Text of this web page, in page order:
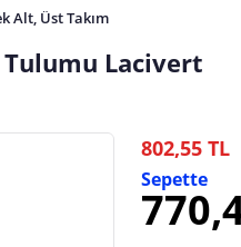
Alt, Üst Takım
Tulumu Lacivert
802,55 TL
Sepette